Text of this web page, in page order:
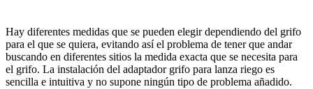
Hay diferentes medidas que se pueden elegir dependiendo del grifo
para el que se quiera, evitando así el problema de tener que andar
buscando en diferentes sitios la medida exacta que se necesita para
el grifo. La instalación del adaptador grifo para lanza riego es
sencilla e intuitiva y no supone ningún tipo de problema añadido.